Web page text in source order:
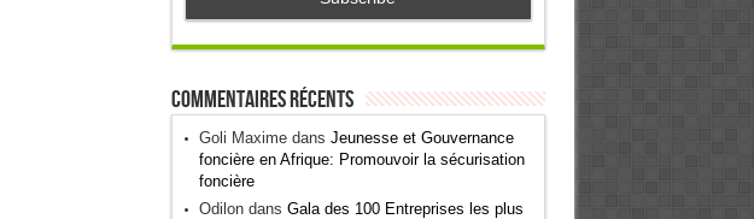
Commentaires récents
Goli Maximedans Jeunesse et Gouvernance
foncière en Afrique: Promouvoir la sécurisation
foncière
Odilondans Gala des 100 Entreprises les plus